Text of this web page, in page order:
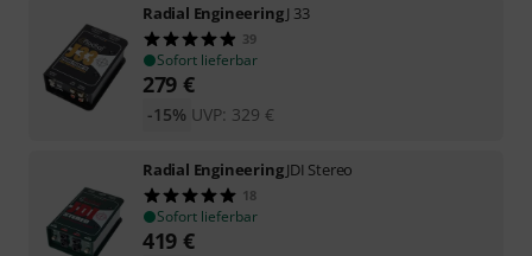
Radial EngineeringJ 33
39
Sofort lieferbar
279 €
UVP: 329 €
-15%
Radial EngineeringJDI Stereo
18
Sofort lieferbar
419 €